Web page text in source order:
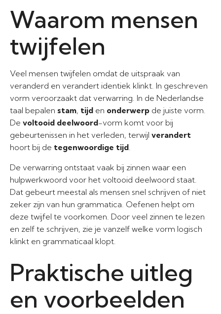
Waarom mensen
twijfelen
Veel mensen twijfelen omdat de uitspraak van
veranderd en verandert identiek klinkt. In geschreven
vorm veroorzaakt dat verwarring. In de Nederlandse
taal bepalen stam, tijd en onderwerp de juiste vorm.
De voltooid deelwoord-vorm komt voor bij
gebeurtenissen in het verleden, terwijl verandert
hoort bij de tegenwoordige tijd.
De verwarring ontstaat vaak bij zinnen waar een
hulpwerkwoord voor het voltooid deelwoord staat.
Dat gebeurt meestal als mensen snel schrijven of niet
zeker zijn van hun grammatica. Oefenen helpt om
deze twijfel te voorkomen. Door veel zinnen te lezen
en zelf te schrijven, zie je vanzelf welke vorm logisch
klinkt en grammaticaal klopt.
Praktische uitleg
en voorbeelden